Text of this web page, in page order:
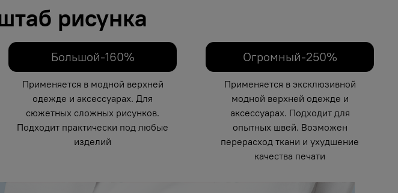
рисунка
Большой-160%
Применяется в модной верхней
одежде и аксессуарах. Для
сюжетных сложных рисунков.
Подходит практически под любые
изделий
Огромный-250%
Применяется в эксклюзивной
модной верхней одежде и
аксессуарах. Подходит для
опытных швей. Возможен
перерасход ткани и ухудшение
качества печати